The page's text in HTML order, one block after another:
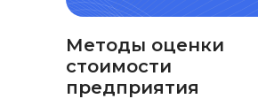
Методы оценки
стоимости
предприятия